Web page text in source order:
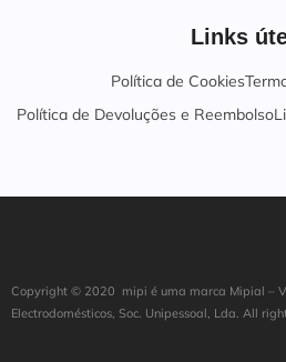
Links
Política de Cookies
Política de Devoluções e Reembolso
Copyright © 2020 mipi é uma marca Mipial –
Electrodomésticos, Soc. Unipessoal, Lda. All